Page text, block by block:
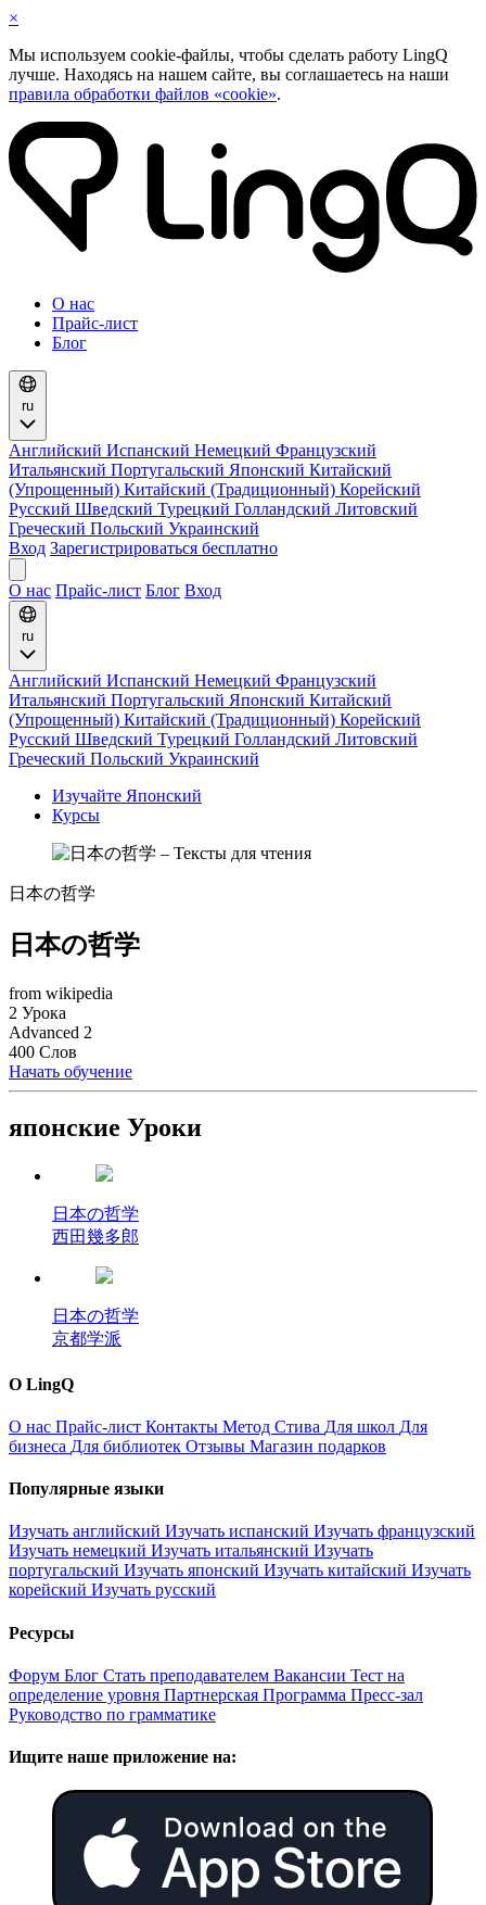
×
Мы используем cookie-файлы, чтобы сделать работу LingQ
лучше. Находясь на нашем сайте, вы соглашаетесь на наши
правила обработки файлов «cookie».
О нас
Прайс-лист
Блог
ru
Английский Испанский Немецкий Французский
Итальянский Португальский Японский Китайский
(Упрощенный) Китайский (Традиционный) Корейский
Русский Шведский Турецкий Голландский Литовский
Греческий Польский Украинский
Вход Зарегистрироваться бесплатно
О нас Прайс-лист Блог Вход
ru
Английский Испанский Немецкий Французский
Итальянский Португальский Японский Китайский
(Упрощенный) Китайский (Традиционный) Корейский
Русский Шведский Турецкий Голландский Литовский
Греческий Польский Украинский
Изучайте Японский
Курсы
日本の哲学
日本の哲学
from wikipedia
2 Урока
Advanced 2
400 Слов
Начать обучение
японские Уроки
日本の哲学
西田幾多郎
日本の哲学
京都学派
О LingQ
О нас Прайс-лист Контакты Метод Стива Для школ Для
бизнеса Для библиотек Отзывы Магазин подарков
Популярные языки
Изучать английский Изучать испанский Изучать французский
Изучать немецкий Изучать итальянский Изучать
португальский Изучать японский Изучать китайский Изучать
корейский Изучать русский
Ресурсы
Форум Блог Стать преподавателем Вакансии Тест на
определение уровня Партнерская Программа Пресс-зал
Руководство по грамматике
Ищите наше приложение на: